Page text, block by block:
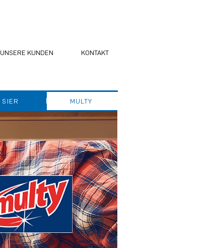
SIER MULTY
UNSERE KUNDEN KONTAKT